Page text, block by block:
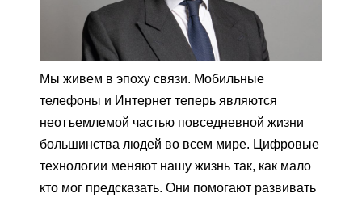
Мы живем в эпоху связи. Мобильные
телефоны и Интернет теперь являются
неотъемлемой частью повседневной жизни
большинства людей во всем мире. Цифровые
технологии меняют нашу жизнь так, как мало
кто мог предсказать. Они помогают развивать